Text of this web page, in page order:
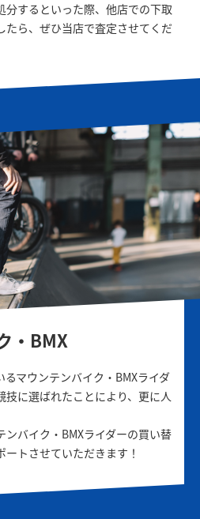
分するといった際、他店での下取
たら、ぜひ当店で査定させてくだ
・BMX
マウンテンバイク・BMXライダ
技に選ばれたことにより、更に人
ンバイク・BMXライダーの買い替
トさせていただきます！